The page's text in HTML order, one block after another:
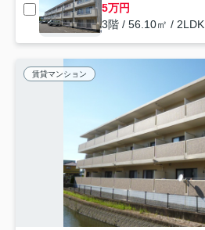
5万円
3階 / 56.10㎡ / 2LDK
賃貸マンション